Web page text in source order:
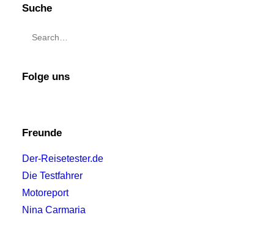
VW California: Evergreen aus
Goethe hat dies ganz sicher nicht
Suche
Folge uns
Freunde
Der-Reisetester.de
Die Testfahrer
Motoreport
Nina Carmaria